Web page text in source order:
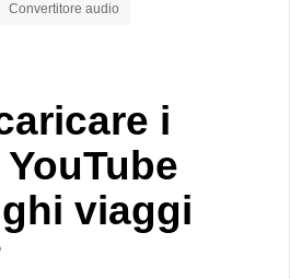
Convertitore audio
i
viaggi